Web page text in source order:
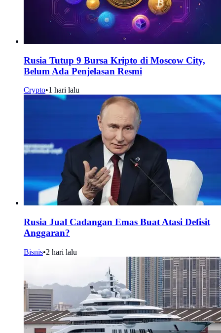
Rusia Tutup 9 Bursa Kripto di Moscow City,
Belum Ada Penjelasan Resmi
Crypto•1 hari lalu
Rusia Jual Cadangan Emas Buat Atasi Defisit
Anggaran?
Bisnis•2 hari lalu